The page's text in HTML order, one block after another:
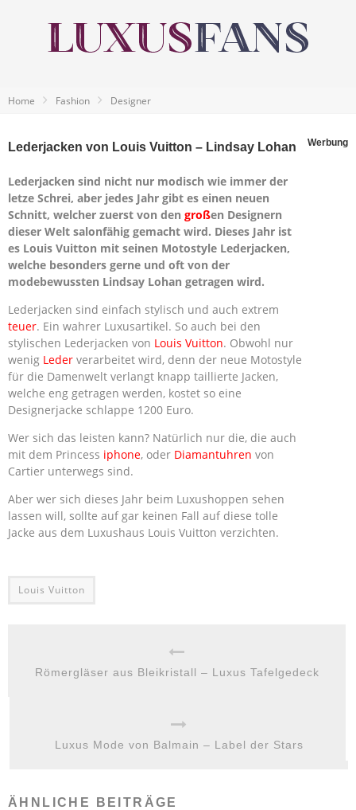
Home Fashion Designer
Lederjacken von Louis Vuitton – Lindsay Lohan Werbung
Lederjacken sind nicht nur modisch wie immer der
letze Schrei, aber jedes Jahr gibt es einen neuen
Schnitt, welcher zuerst von den großen Designern
dieser Welt salonfähig gemacht wird. Dieses Jahr ist
es Louis Vuitton mit seinen Motostyle Lederjacken,
welche besonders gerne und oft von der
modebewussten Lindsay Lohan getragen wird.
Lederjacken sind einfach stylisch und auch extrem
teuer. Ein wahrer Luxusartikel. So auch bei den
stylischen Lederjacken von Louis Vuitton. Obwohl nur
wenig Leder verarbeitet wird, denn der neue Motostyle
für die Damenwelt verlangt knapp taillierte Jacken,
welche eng getragen werden, kostet so eine
Designerjacke schlappe 1200 Euro.
Wer sich das leisten kann? Natürlich nur die, die auch
mit dem Princess iphone, oder Diamantuhren von
Cartier unterwegs sind.
Aber wer sich dieses Jahr beim Luxushoppen sehen
lassen will, sollte auf gar keinen Fall auf diese tolle
Jacke aus dem Luxushaus Louis Vuitton verzichten.
Louis Vuitton
Römergläser aus Bleikristall – Luxus Tafelgedeck
Luxus Mode von Balmain – Label der Stars
ÄHNLICHE BEITRÄGE